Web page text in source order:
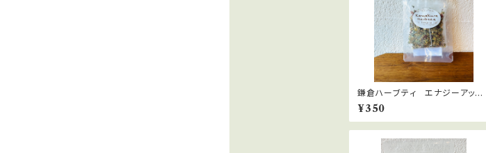
鎌倉ハーブティ エナジーアッ
プ 【ティーバッグ】２.０g×2bags
¥350